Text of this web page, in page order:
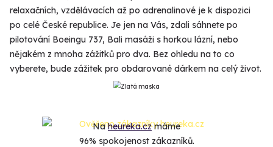
relaxačních, vzdělávacích až po adrenalinové je k dispozici
po celé České republice. Je jen na Vás, zdali sáhnete po
pilotování Boeingu 737, Bali masáži s horkou lázní, nebo
nějakém z mnoha zážitků pro dva. Bez ohledu na to co
vyberete, bude zážitek pro obdarované dárkem na celý život.
Naheureka.czmáme
96% spokojenost zákazníků.